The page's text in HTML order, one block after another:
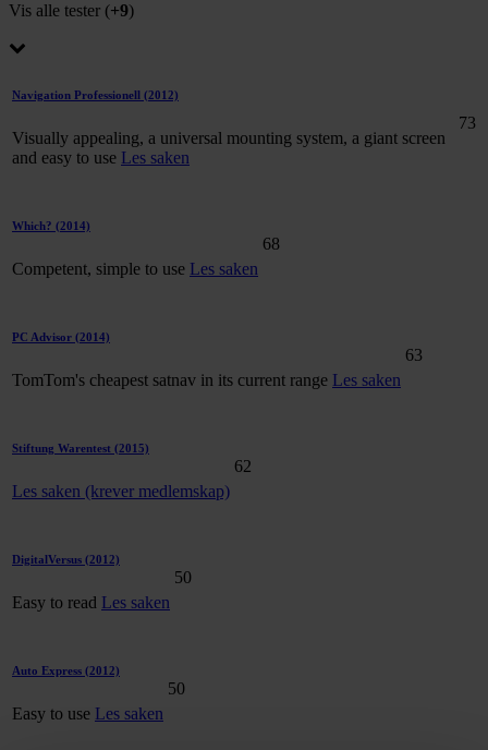
Vis alle tester (+9)
Navigation Professionell (2012)
Visually appealing, a universal mounting system, a giant screen
and easy to use Les saken
73
Which? (2014)
Competent, simple to use Les saken
68
PC Advisor (2014)
TomTom's cheapest satnav in its current range Les saken
63
Stiftung Warentest (2015)
Les saken (krever medlemskap)
62
DigitalVersus (2012)
Easy to read Les saken
50
Auto Express (2012)
Easy to use Les saken
50